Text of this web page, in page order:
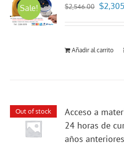
Sale! $2,546.00 El
$
Añadir al carrito
Out of stock
Acceso a
24 horas de
años